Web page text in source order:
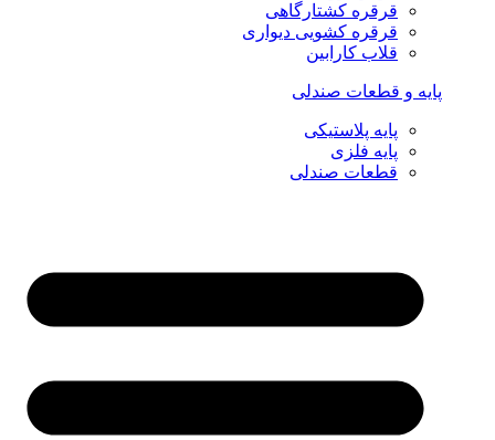
قرقره کشتارگاهی
قرقره کشویی دیواری
قلاب کارابین
پایه و قطعات صندلی
پایه پلاستیکی
پایه فلزی
قطعات صندلی